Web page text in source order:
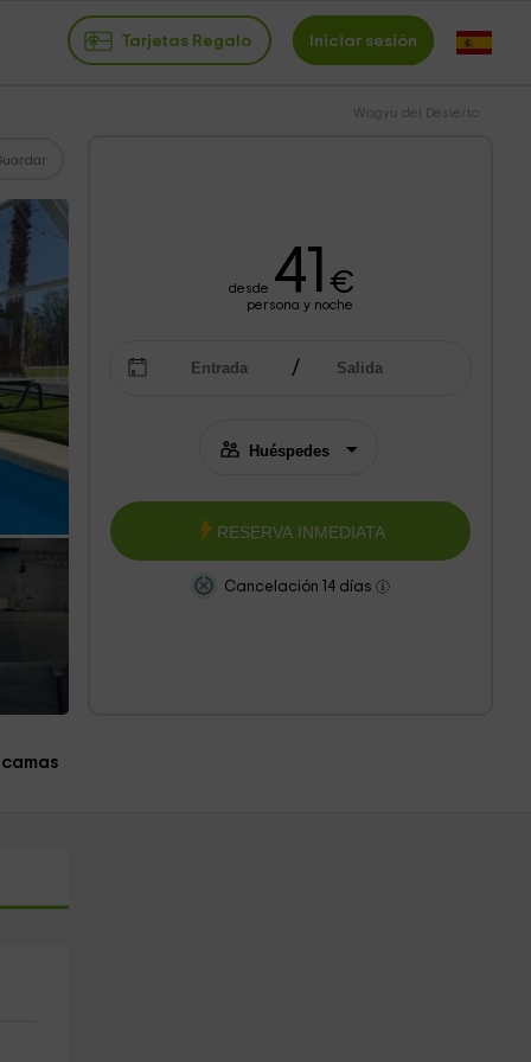
Tarjetas Regalo Iniciar sesión
Wagyu del Desierto
desde 41 €
persona y noche
RESERVA INMEDIATA
Cancelación 14 días
camas